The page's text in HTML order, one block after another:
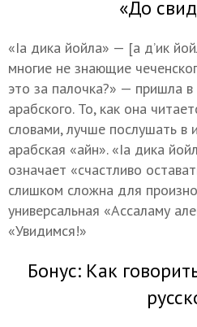
«До
«Iа дика йойла» — [а д’ик
многие не знающие
это за палочка?» — пришла в
арабского. То, как она
словами, лучше послушать в
арабская «айн». «Iа дика
означает «счастливо
слишком сложна для
универсальная «Ассаламу
«Увидимся!»
Бонус: Как